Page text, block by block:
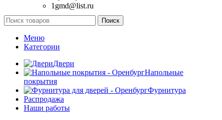
1gmd@list.ru
Поиск
Меню
Категории
Двери
Напольные
покрытия
Фурнитура
Распродажа
Наши работы